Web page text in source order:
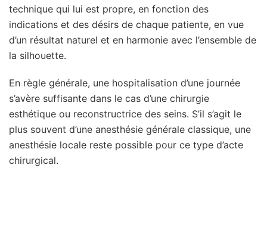
technique qui lui est propre, en fonction des
indications et des désirs de chaque patiente, en vue
d’un résultat naturel et en harmonie avec l’ensemble de
la silhouette.
En règle générale, une hospitalisation d’une journée
s’avère suffisante dans le cas d’une chirurgie
esthétique ou reconstructrice des seins. S’il s’agit le
plus souvent d’une anesthésie générale classique, une
anesthésie locale reste possible pour ce type d’acte
chirurgical.